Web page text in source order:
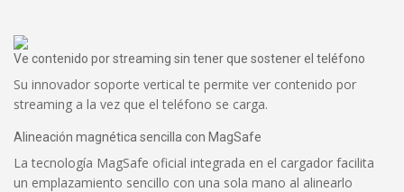
Ve contenido por streaming sin tener que sostener el teléfono
Su innovador soporte vertical te permite ver contenido por
streaming a la vez que el teléfono se carga.
Alineación magnética sencilla con MagSafe
La tecnología MagSafe oficial integrada en el cargador facilita
un emplazamiento sencillo con una sola mano al alinearlo